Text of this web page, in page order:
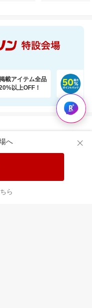
へ
ら
載アイテム全品
以上OFF！